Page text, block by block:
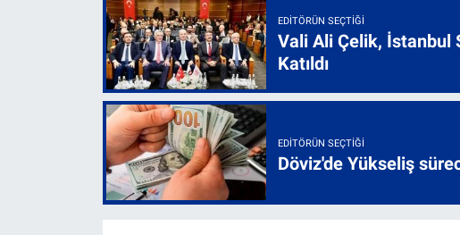
EDITÖRÜN SEÇTIĞI
Vali Ali Çelik, İstanbul
Katıldı
EDITÖRÜN SEÇTIĞI
Döviz'de Yükseliş